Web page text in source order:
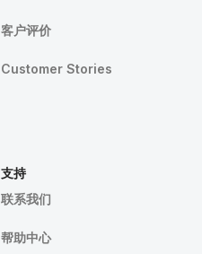
客户评价
Customer Stories
支持
联系我们
帮助中心